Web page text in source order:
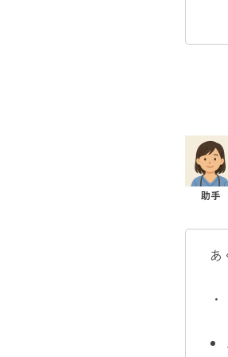
あ